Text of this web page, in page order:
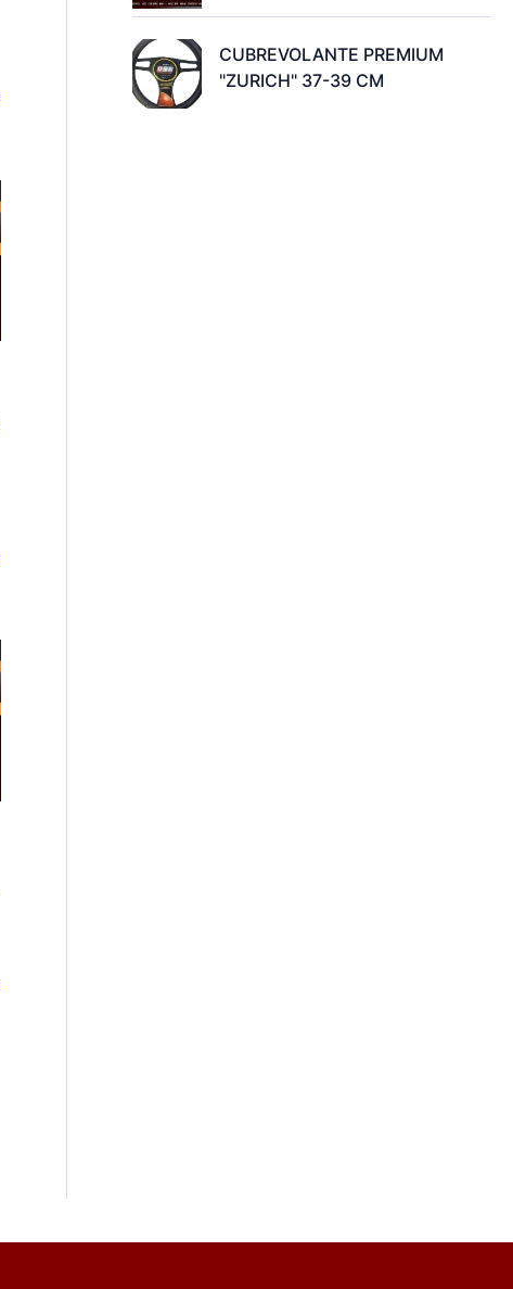
CUBREVOLANTE PREMIUM
"ZURICH" 37-39 CM